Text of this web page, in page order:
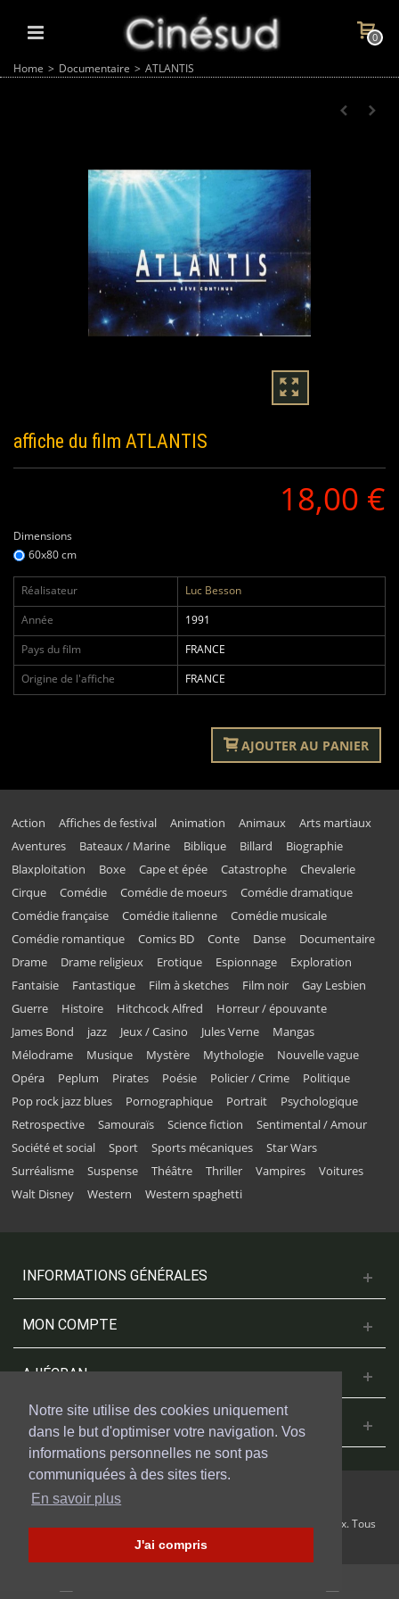
Notre site utilise des cookies uniquement
dans le but d'optimiser votre navigation. Vos
informations personnelles ne sont pas
communiquées à des sites tiers.
En savoir plus
J'ai compris
0
Home > Documentaire > ATLANTIS
affiche du film ATLANTIS
18,00 €
Dimensions
60x80 cm
Réalisateur
Luc Besson
Année
1991
Pays du film
FRANCE
Origine de l'affiche
FRANCE
AJOUTER AU PANIER
Action Affiches de festival Animation Animaux
Arts martiaux
Aventures
Bateaux / Marine Biblique Billard
Biographie
Blaxploitation
Boxe Cape et épée Catastrophe
Chevalerie
Cirque
Comédie Comédie de moeurs
Comédie dramatique
Comédie française
Comédie italienne
Comédie musicale
Comédie romantique
Comics BD Conte Danse
Documentaire
Drame
Drame religieux Erotique Espionnage
Exploration
Fantaisie
Fantastique Film à sketches Film noir
Gay Lesbien
Guerre
Histoire Hitchcock Alfred
Horreur / épouvante
James Bond
jazz Jeux / Casino Jules Verne
Mangas
Mélodrame
Musique Mystère Mythologie
Nouvelle vague
Opéra
Peplum Pirates Poésie Policier / Crime
Politique
Pop rock jazz blues
Pornographique Portrait
Psychologique
Retrospective
Samouraïs Science fiction
Sentimental / Amour
Société et social
Sport Sports mécaniques
Star Wars
Surréalisme
Suspense Théâtre Thriller Vampires
Voitures
Walt Disney
Western Western spaghetti
INFORMATIONS GÉNÉRALES
MON COMPTE
A L'ÉCRAN
NOUS CONTACTER
© 2018 Cinesud Affiches réalisé avec Presta Shop™ par Weblogix. Tous
droits reservés.